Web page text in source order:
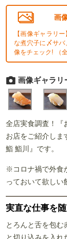
画
【画像ギャラリ
な煮穴子に〆サ
像をチェック! （
画像ギャラリ
全店実食調査！『
お店をご紹介しま
鮨 鮨川』です。
※コロナ禍で外食
っておいて欲しい
実直な仕事を
とろんと舌を包む
と切り込みを入れ